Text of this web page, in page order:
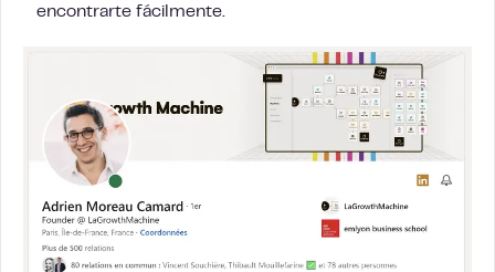
encontrarte fácilmente.